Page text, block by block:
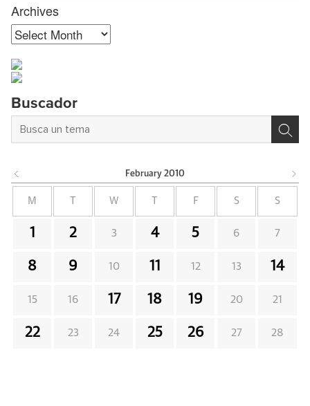
Archives
Archives
Buscador
February 2010
M T W T F S S
1 2 3 4 5 6 7
8 9 10 11 12 13 14
15 16 17 18 19 20 21
22 23 24 25 26 27 28